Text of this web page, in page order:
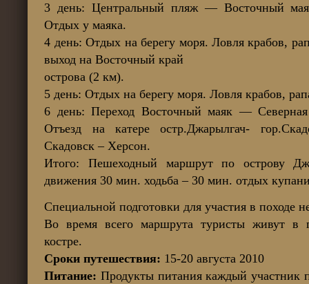
3 день: Центральный пляж — Восточный
Отдых у маяка.
4 день: Отдых на берегу моря. Ловля крабов,
выход на Восточный край
острова (2 км).
5 день: Отдых на берегу моря. Ловля крабов,
6 день: Переход Восточный маяк —
Отъезд на катере остр.Джарылгач-
Скадовск – Херсон.
Итого: Пешеходный маршрут по острову
движения 30 мин. ходьба – 30 мин. отдых
Специальной подготовки для участия в походе
Во время всего маршрута туристы живут в
костре.
Сроки путешествия: 15-20 августа 2010
Питание: Продукты питания каждый участник